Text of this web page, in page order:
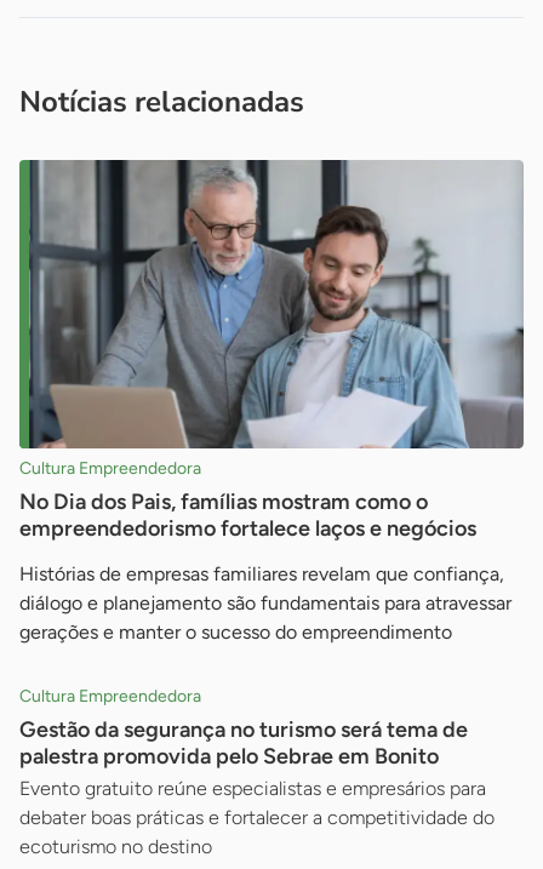
Notícias relacionadas
Cultura Empreendedora
No Dia dos Pais, famílias mostram como o
empreendedorismo fortalece laços e negócios
Histórias de empresas familiares revelam que confiança,
diálogo e planejamento são fundamentais para atravessar
gerações e manter o sucesso do empreendimento
Cultura Empreendedora
Gestão da segurança no turismo será tema de
palestra promovida pelo Sebrae em Bonito
Evento gratuito reúne especialistas e empresários para
debater boas práticas e fortalecer a competitividade do
ecoturismo no destino